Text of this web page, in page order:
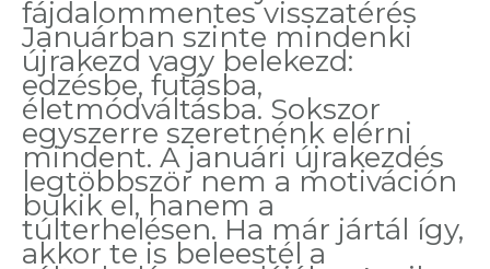
fájdalommentes visszatérés
Januárban szinte mindenki
újrakezd vagy belekezd:
edzésbe, futásba,
életmódváltásba. Sokszor
egyszerre szeretnénk elérni
mindent. A januári újrakezdés
legtöbbször nem a motiváción
bukik el, hanem a
túlterhelésen. Ha már jártál így,
akkor te is beleestél a